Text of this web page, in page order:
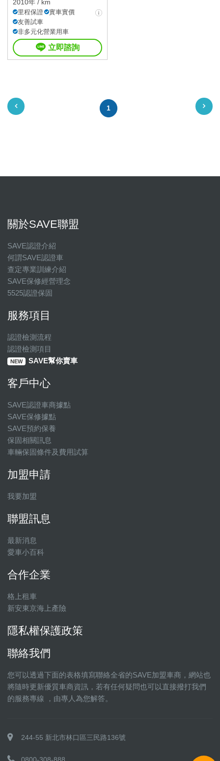
2010年 / km
里程保證
實車實價
友善試車
非多元化營業用車
立即諮詢
1
關於SAVE聯盟
SAVE認證介紹
何謂SAVE認證車
查定專業訓練介紹
SAVE保修經營理念
5525認證保固
服務項目
認證檢測流程
認證檢測項目
NEW SAVE幫你賣車
客戶中心
SAVE認證車商據點
SAVE保修據點
SAVE預約保養
保固相關訊息
車輛保固條件及費用試算
加盟申請
我要加盟
聯盟訊息
最新消息
愛車小百科
合作企業
格上租車
新安東京海上產險
隱私權保護政策
聯絡我們
您可以透過下面的表格填寫聯絡全省的SAVE加盟車商，網站也
將隨時更新優質車商資訊，若有任何疑問也可以直接撥打我們
的服務專線 ，由專人為您解答。
244-55 新北市林口區三民路136號
0800-308-888